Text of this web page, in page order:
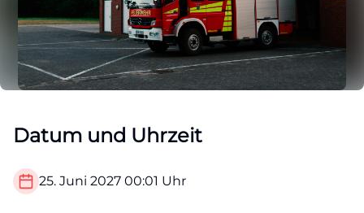
Datum und Uhrzeit
25. Juni 2027 00:01 Uhr